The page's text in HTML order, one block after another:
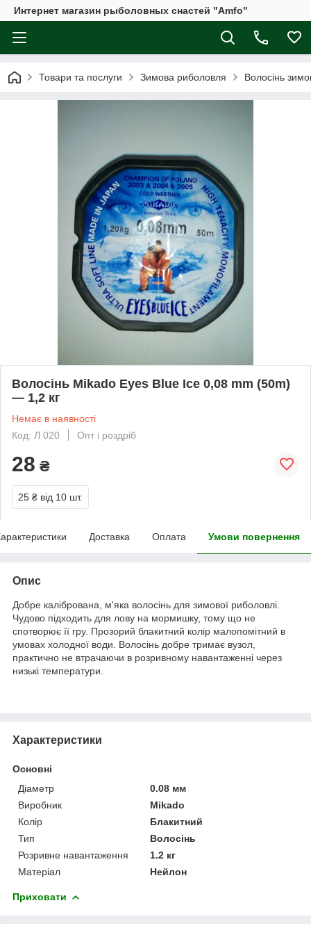
Интернет магазин рыболовных снастей "Amfo"
Товари та послуги Зимова риболовля Волосінь
Волосінь Mikado Eyes Blue Ice 0,08 mm (50m)
— 1,2 кг
Немає в наявності
Код: Л 020
Опт і роздріб
28 ₴
25 ₴ від 10 шт.
Доставка Оплата Умови повернення
Опис
Добре калібрована, м'яка волосінь для зимової риболовлі.
Чудово підходить для лову на мормишку, тому що не
спотворює її гру. Прозорий блакитний колір малопомітний в
умовах холодної води. Волосінь добре тримає вузол,
практично не втрачаючи в розривному навантаженні через
низькі температури.
Характеристики
Основні
Діаметр
0.08 мм
Виробник
Mikado
Колір
Блакитний
Тип
Волосінь
Розривне навантаження
1.2 кг
Матеріал
Нейлон
Приховати